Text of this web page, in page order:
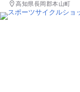
高知県長岡郡本山町